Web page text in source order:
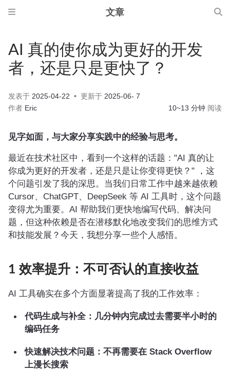
文章
AI 真的使你成为更好的开发
者，还是只是更快了？
发表于 2025-04-22 更新于 2025-06- 7
作者 Eric 10~13 分钟 阅读
见字如面，与大家分享实践中的经验与思考。
最近在技术社区中，看到一个这样的话题："AI 真的让
你成为更好的开发者，还是只是让你变得更快？" ，这
个问题引发了我的深思。当我们日常工作中越来越依赖
Cursor、ChatGPT、DeepSeek 等 AI 工具时，这个问题
变得尤为重要。AI 帮助我们更快地编写代码、解决问
题，但这种依赖是否在潜移默化地改变我们的思维方式
和技能发展？今天，我想分享一些个人感悟。
1 效率提升：不可否认的直接收益
AI 工具确实在多个方面显著提高了我的工作效率：
代码生成与补全：几分钟内完成过去需要半小时的
编码任务
快速解决技术问题：不再需要在 Stack Overflow
上漫长搜索